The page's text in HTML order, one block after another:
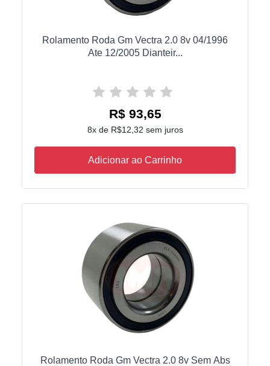
Rolamento Roda Gm Vectra 2.0 8v 04/1996
Ate 12/2005 Dianteir...
R$ 93,65
8x de R$12,32 sem juros
Adicionar ao Carrinho
Rolamento Roda Gm Vectra 2.0 8v Sem Abs